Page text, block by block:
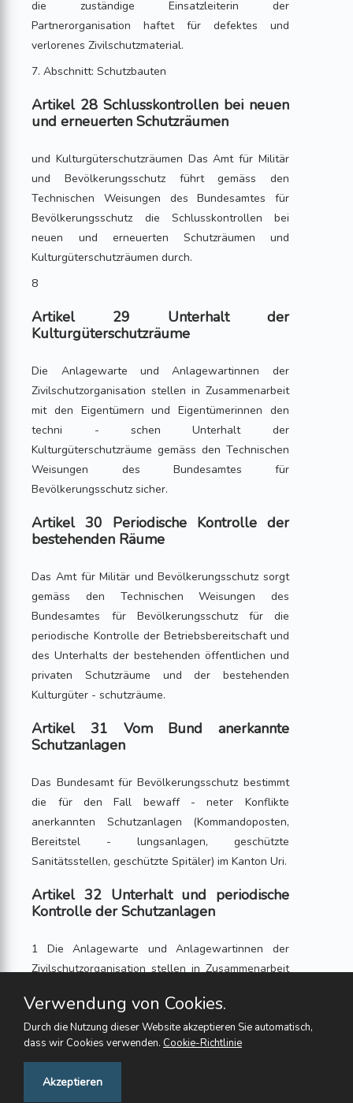
die zuständige Einsatzleiterin der
Partnerorganisation haftet für defektes und
verlorenes Zivilschutzmaterial.
7. Abschnitt: Schutzbauten
Artikel 28 Schlusskontrollen bei neuen
und erneuerten Schutzräumen
und Kulturgüterschutzräumen Das Amt für Militär
und Bevölkerungsschutz führt gemäss den
Technischen Weisungen des Bundesamtes für
Bevölkerungsschutz die Schlusskontrollen bei
neuen und erneuerten Schutzräumen und
Kulturgüterschutzräumen durch.
8
Artikel 29 Unterhalt der
Kulturgüterschutzräume
Die Anlagewarte und Anlagewartinnen der
Zivilschutzorganisation stellen in Zusammenarbeit
mit den Eigentümern und Eigentümerinnen den
techni - schen Unterhalt der
Kulturgüterschutzräume gemäss den Technischen
Weisungen des Bundesamtes für
Bevölkerungsschutz sicher.
Artikel 30 Periodische Kontrolle der
bestehenden Räume
Das Amt für Militär und Bevölkerungsschutz sorgt
gemäss den Technischen Weisungen des
Bundesamtes für Bevölkerungsschutz für die
periodische Kontrolle der Betriebsbereitschaft und
des Unterhalts der bestehenden öffentlichen und
privaten Schutzräume und der bestehenden
Kulturgüter - schutzräume.
Artikel 31 Vom Bund anerkannte
Schutzanlagen
Das Bundesamt für Bevölkerungsschutz bestimmt
die für den Fall bewaff - neter Konflikte
anerkannten Schutzanlagen (Kommandoposten,
Bereitstel - lungsanlagen, geschützte
Sanitätsstellen, geschützte Spitäler) im Kanton Uri.
Artikel 32 Unterhalt und periodische
Kontrolle der Schutzanlagen
1 Die Anlagewarte und Anlagewartinnen der
Zivilschutzorganisation stellen in Zusammenarbeit
den technischen Unterhalt der Schutzanlagen
gemäss den Technischen Weisungen des
Bundesamtes für Bevölkerungsschutz sicher.
Verwendung von Cookies.
Durch die Nutzung dieser Website akzeptieren Sie automatisch,
dass wir Cookies verwenden. Cookie-Richtlinie
Akzeptieren